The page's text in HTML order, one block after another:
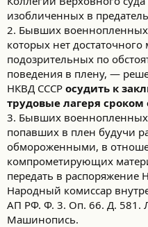
изобличенных в
2. Бывших
которых нет
подозрительных по
поведения в плену, —
НКВД СССР осудить к
трудовые лагеря сроком
3. Бывших военнопленных
попавших в плен будучи
обмороженными, в
компрометирующих
передать в распоряжение
Народный комиссар
АП РФ. Ф. 3. Оп. 66. Д.
Машинопись.